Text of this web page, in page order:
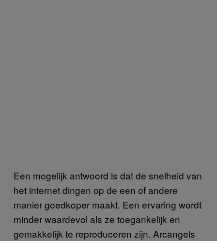
Een mogelijk antwoord is dat de snelheid van
het internet dingen op de een of andere
manier goedkoper maakt. Een ervaring wordt
minder waardevol als ze toegankelijk en
gemakkelijk te reproduceren zijn. Arcangels